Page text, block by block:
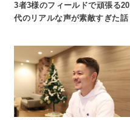
3者3様のフィールドで頑張る20
代のリアルな声が素敵すぎた話